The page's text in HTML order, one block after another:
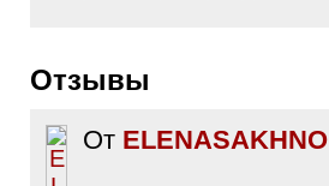
Отзывы
От ELENASAKHNO